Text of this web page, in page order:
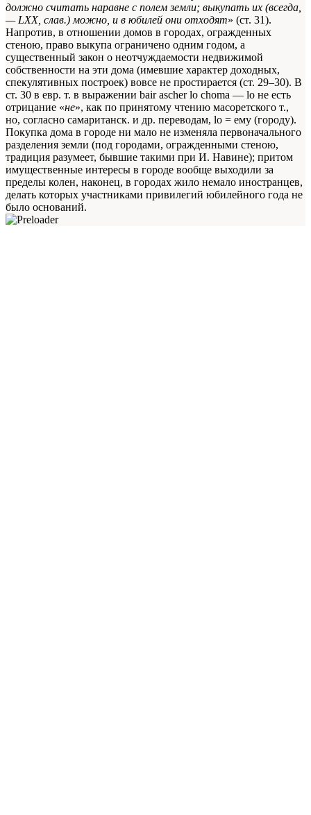
должно считать наравне с полем земли; выкупать их (всегда,
— LXX, слав.) можно, и в юбилей они отходят» (ст. 31).
Напротив, в отношении домов в городах, огражденных
стеною, право выкупа ограничено одним годом, а
существенный закон о неотчуждаемости недвижимой
собственности на эти дома (имевшие характер доходных,
спекулятивных построек) вовсе не простирается (ст. 29–30). В
ст. 30 в евр. т. в выражении bair ascher lo choma — lo не есть
отрицание «не», как по принятому чтению масоретского т.,
но, согласно самаританск. и др. переводам, lo = ему (городу).
Покупка дома в городе ни мало не изменяла первоначального
разделения земли (под городами, огражденными стеною,
традиция разумеет, бывшие такими при И. Навине); притом
имущественные интересы в городе вообще выходили за
пределы колен, наконец, в городах жило немало иностранцев,
делать которых участниками привилегий юбилейного года не
было оснований.